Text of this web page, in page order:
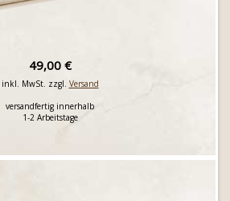
49,00 €
inkl. MwSt. zzgl. Versand
versandfertig innerhalb
1-2 Arbeitstage